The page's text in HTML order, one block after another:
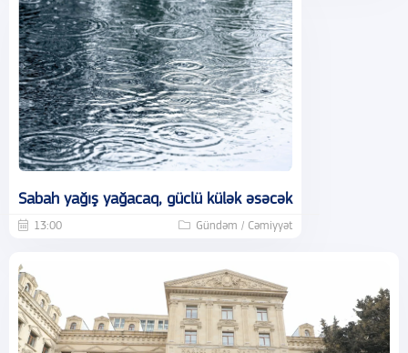
Sabah yağış yağacaq, güclü külək əsəcək
13:00 Gündəm / Cəmiyyət